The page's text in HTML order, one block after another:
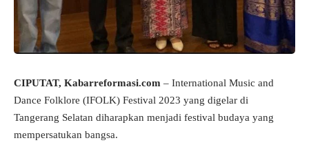
CIPUTAT, Kabarreformasi.com – International Music and
Dance Folklore (IFOLK) Festival 2023 yang digelar di
Tangerang Selatan diharapkan menjadi festival budaya yang
mempersatukan bangsa.